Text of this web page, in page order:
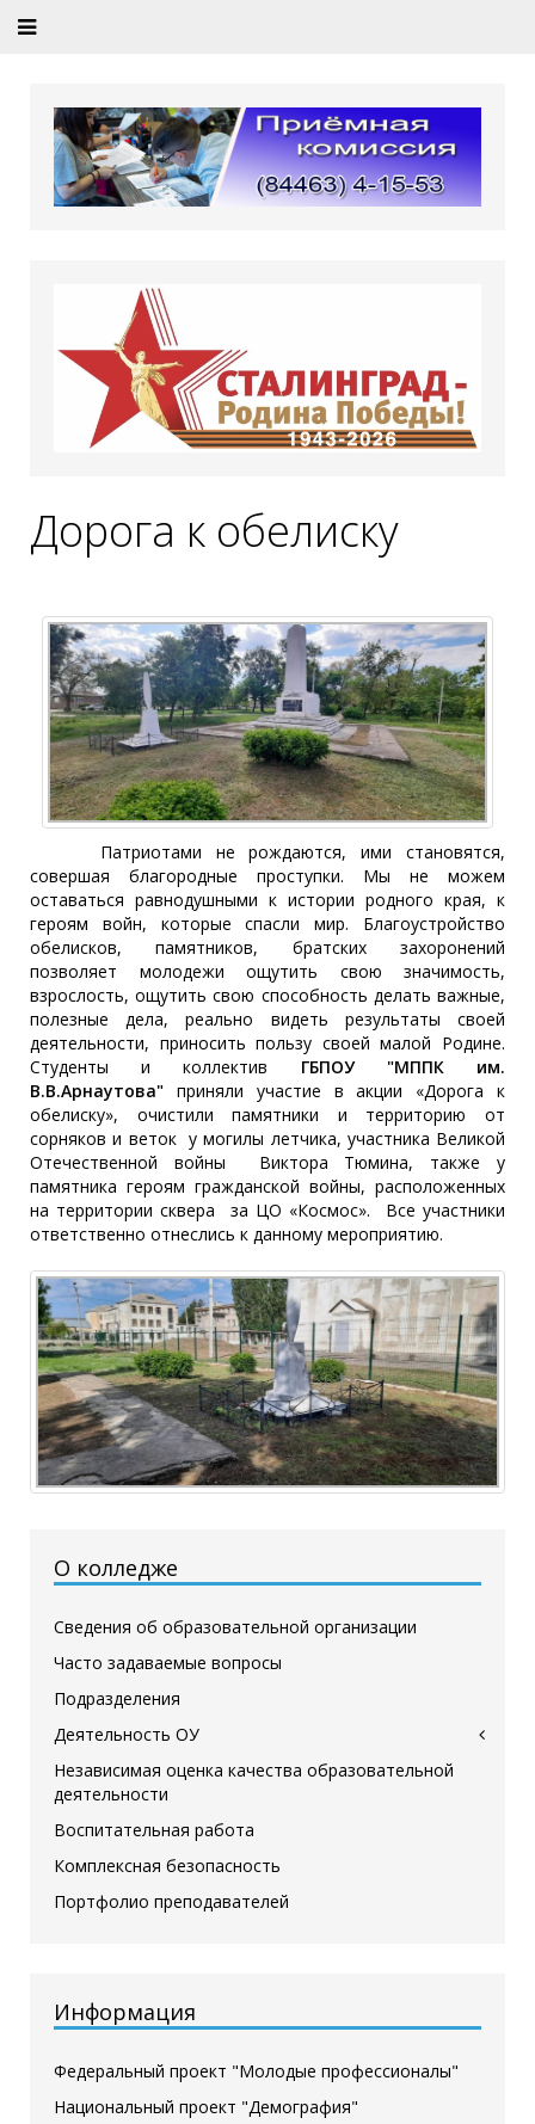
Дорога к обелиску
Патриотами не рождаются, ими становятся,
совершая благородные проступки. Мы не можем
оставаться равнодушными к истории родного края, к
героям войн, которые спасли мир. Благоустройство
обелисков, памятников, братских захоронений
позволяет молодежи ощутить свою значимость,
взрослость, ощутить свою способность делать важные,
полезные дела, реально видеть результаты своей
деятельности, приносить пользу своей малой Родине.
Студенты и коллектив ГБПОУ "МППК им.
В.В.Арнаутова" приняли участие в акции «Дорога к
обелиску», очистили памятники и территорию от
сорняков и веток у могилы летчика, участника Великой
Отечественной войны Виктора Тюмина, также у
памятника героям гражданской войны, расположенных
на территории сквера за ЦО «Космос». Все участники
ответственно отнеслись к данному мероприятию.
О колледже
Сведения об образовательной организации
Часто задаваемые вопросы
Подразделения
Деятельность ОУ
Независимая оценка качества образовательной
деятельности
Воспитательная работа
Комплексная безопасность
Портфолио преподавателей
Информация
Федеральный проект "Молодые профессионалы"
Национальный проект "Демография"